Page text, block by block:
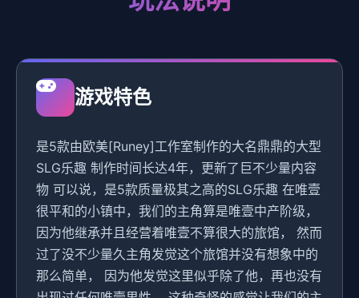
游戏特色
是5款由欧美[Runey]工作室制作的大名鼎鼎的大型
SLG乐趣 制作时间长达4年，更新了巨不少量内容
物 可以说，是5款质量极其之高的SLG乐趣 在唯壹
很平和的小镇中，我们的主角算是唯壹中产阶级，
因为他继承并且经营着唯壹不算很大的旅馆， 然而
过了没不少量久主角发觉这个旅馆并没有想象中的
那么简单， 因为他发觉这里似乎除了他，再也没有